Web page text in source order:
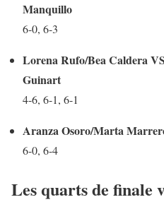
Manquillo
6-0, 6-3
Lorena Rufo/Bea Caldera
Guinart
4-6, 6-1, 6-1
Aranza Osoro/Marta
6-0, 6-4
Les quarts de finale